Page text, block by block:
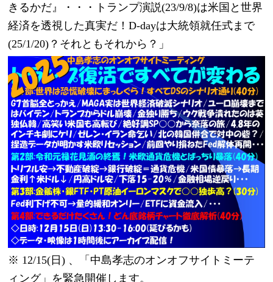
きるかだ』・・・トランプ演説(23/9/8)は米国と世界
経済を透視した真実だ！D-dayは大統領就任式まで
(25/1/20)？それともそれから？」
※ 12/15(日) 、「中島孝志のオンオフサイトミーテ
ィング」を緊急開催します。